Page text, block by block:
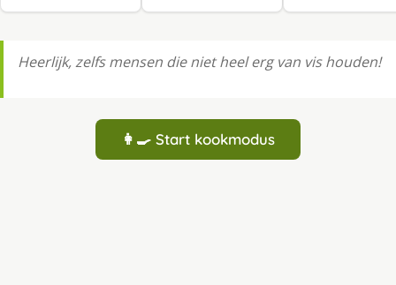
Heerlijk, zelfs mensen die niet heel erg van vis houden!
👩‍🍳 Start kookmodus